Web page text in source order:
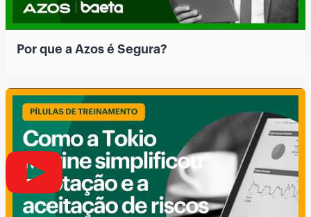
Por que a Azos é Segura?